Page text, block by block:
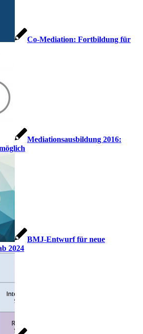
Co-Mediation: Fortbildung für
Mediationsausbildung 2016:
BMJ-Entwurf für neue
2024